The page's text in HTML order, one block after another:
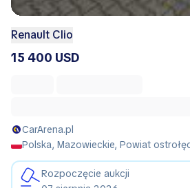
Renault Clio
15 400 USD
CarArena.pl
Polska, Mazowieckie, Powiat
Rozpoczęcie aukcji